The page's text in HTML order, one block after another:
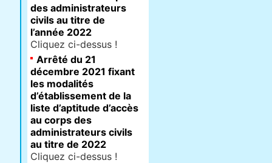
des administrateurs
civils au titre de
l’année 2022
Cliquez ci-dessus !
Arrêté du 21
décembre 2021 fixant
les modalités
d’établissement de la
liste d’aptitude d’accès
au corps des
administrateurs civils
au titre de 2022
Cliquez ci-dessus !